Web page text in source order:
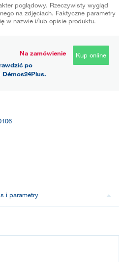
poglądowy. Rzeczywisty wygląd
na zdjęciach. Faktyczne parametry
w nazwie i/lub opisie produktu.
Na zamówienie
po
Kup online
i parametry